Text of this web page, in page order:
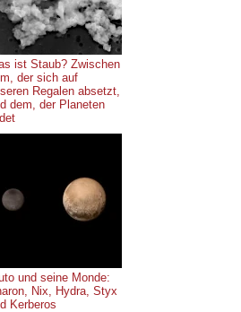
ist Staub? Zwischen
der sich auf
Regalen absetzt,
dem, der Planeten
und seine Monde:
Nix, Hydra, Styx
Kerberos